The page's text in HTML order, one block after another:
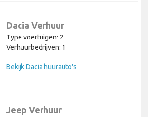
Dacia Verhuur
Type voertuigen: 2
Verhuurbedrijven: 1
Bekijk Dacia huurauto's
Jeep Verhuur